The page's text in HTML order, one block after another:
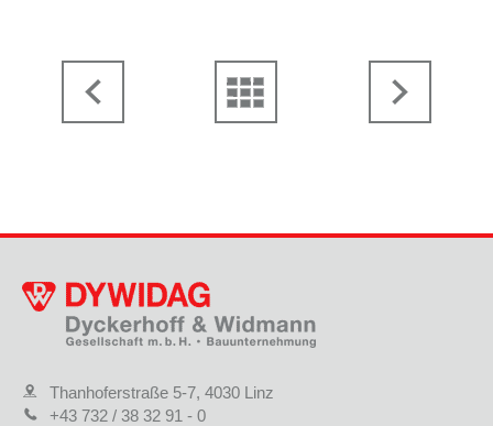
Thanhoferstraße 5-7, 4030 Linz
+43 732 / 38 32 91 - 0